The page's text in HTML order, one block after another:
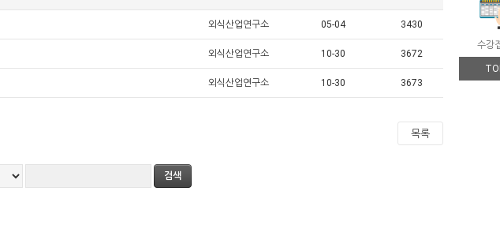
외식산업연구소 05-04 3430
외식산업연구소 10-30 3672
외식산업연구소 10-30 3673
목록
수강